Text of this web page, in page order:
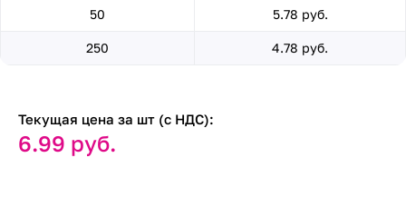
50 5.78 руб.
250 4.78 руб.
Текущая цена за шт (с НДС):
6.99 руб.